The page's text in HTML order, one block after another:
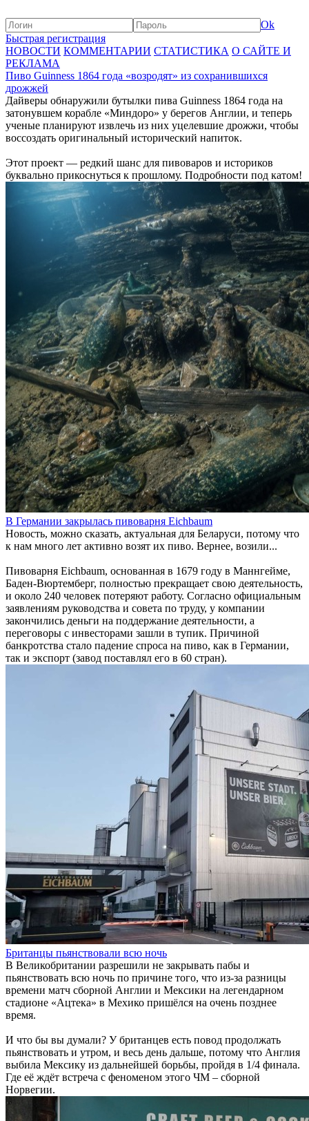
Ok
Быстрая регистрация
НОВОСТИ КОММЕНТАРИИ СТАТИСТИКА О САЙТЕ И
РЕКЛАМА
Пиво Guinness 1864 года «возродят» из сохранившихся
дрожжей
Дайверы обнаружили бутылки пива Guinness 1864 года на
затонувшем корабле «Миндоро» у берегов Англии, и теперь
ученые планируют извлечь из них уцелевшие дрожжи, чтобы
воссоздать оригинальный исторический напиток.
Этот проект — редкий шанс для пивоваров и историков
буквально прикоснуться к прошлому. Подробности под катом!
В Германии закрылась пивоварня Eichbaum
Новость, можно сказать, актуальная для Беларуси, потому что
к нам много лет активно возят их пиво. Вернее, возили...
Пивоварня Eichbaum, основанная в 1679 году в Маннгейме,
Баден-Вюртемберг, полностью прекращает свою деятельность,
и около 240 человек потеряют работу. Согласно официальным
заявлениям руководства и совета по труду, у компании
закончились деньги на поддержание деятельности, а
переговоры с инвесторами зашли в тупик. Причиной
банкротства стало падение спроса на пиво, как в Германии,
так и экспорт (завод поставлял его в 60 стран).
Британцы пьянствовали всю ночь
В Великобритании разрешили не закрывать пабы и
пьянствовать всю ночь по причине того, что из-за разницы
времени матч сборной Англии и Мексики на легендарном
стадионе «Ацтека» в Мехико пришёлся на очень позднее
время.
И что бы вы думали? У британцев есть повод продолжать
пьянствовать и утром, и весь день дальше, потому что Англия
выбила Мексику из дальнейшей борьбы, пройдя в 1/4 финала.
Где её ждёт встреча с феноменом этого ЧМ – сборной
Норвегии.